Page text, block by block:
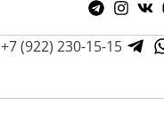
+7 (922) 230-15-15